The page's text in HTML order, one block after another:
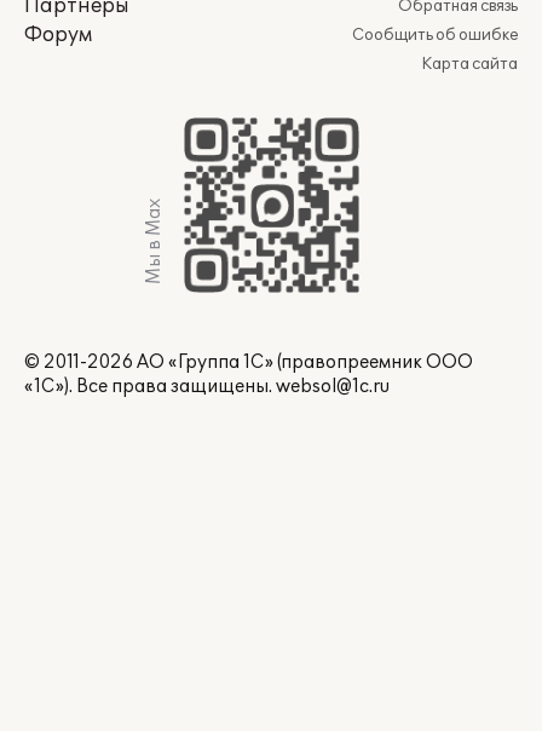
Партнеры
Форум
Обратная связь
Сообщить об ошибке
Карта сайта
Мы в Max
© 2011-2026 АО «Группа 1С» (правопреемник ООО
«1С»). Все права защищены. websol@1c.ru